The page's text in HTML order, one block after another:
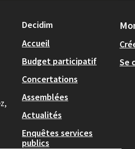
Decidim
Accueil
Budget participatif
Concertations
Assemblées
Actualités
Enquêtes services
publics
Se